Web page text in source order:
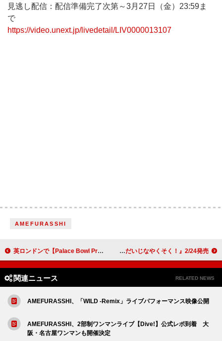
見逃し配信：配信準備完了次第～3月27日（金）23:59ま
で
https://video.unext.jp/livedetail/LIV0000013107
AMEFURASSHI
英ロンドンで【Palace Bowl Presents City Pop Waves】開催、ヘッドライナーに高中正義 子ども編集者300人が制作に参加 絵本『あちちち地球とだいじなやくそく！』2/24発売
関連ニュース RELATED NEWS
AMEFURASSHI、「WILD -Remix」ライブパフォーマンス映像公開
AMEFURASSHI、2部制ワンマンライブ【Dive!】公式レポ到着 大
阪・名古屋ワンマンも開催決定